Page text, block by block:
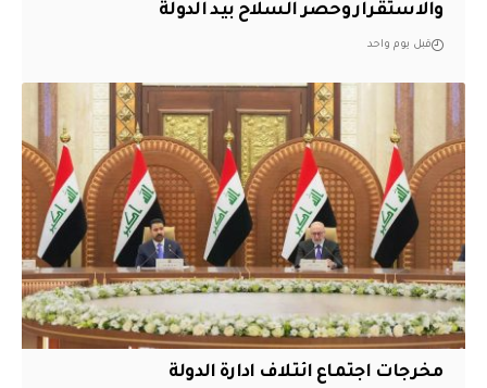
والاستقرار وحصر السلاح بيد الدولة
قبل يوم واحد
مخرجات اجتماع ائتلاف ادارة الدولة